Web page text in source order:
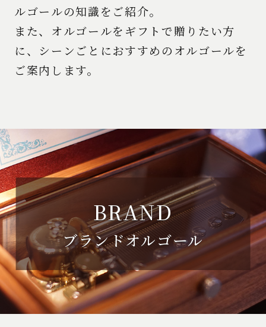
ルゴールの知識をご紹介。
また、オルゴールをギフトで贈りたい方
に、シーンごとにおすすめのオルゴールを
ご案内します。
BRAND
ブランドオルゴール